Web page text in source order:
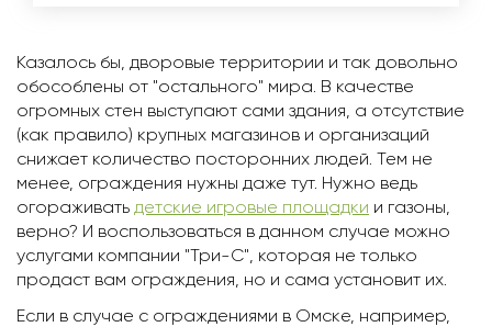
Казалось бы, дворовые территории и так довольно
обособлены от "остального" мира. В качестве
огромных стен выступают сами здания, а отсутствие
(как правило) крупных магазинов и организаций
снижает количество посторонних людей. Тем не
менее, ограждения нужны даже тут. Нужно ведь
огораживать детские игровые площадки и газоны,
верно? И воспользоваться в данном случае можно
услугами компании "Три-С", которая не только
продаст вам ограждения, но и сама установит их.
Если в случае с ограждениями в Омскe, например,